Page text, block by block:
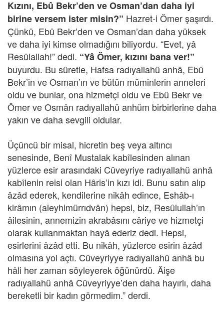
Kızını, Ebû Bekr’den ve Osman’dan daha iyi
birine versem ister misin?” Hazret-i Ömer şaşırdı.
Çünkü, Ebû Bekr’den ve Osman’dan daha yüksek
ve daha iyi kimse olmadığını biliyordu. “Evet, yâ
Resûlallah!” dedi. “Yâ Ömer, kızını bana ver!”
buyurdu. Bu sûretle, Hafsa radıyallahü anhâ, Ebû
Bekr’in ve Osman’ın ve bütün müminlerin anneleri
oldu ve bunlar, ona hizmetçi oldu ve Ebû Bekr ve
Ömer ve Osmân radıyallahü anhüm birbirlerine daha
yakın ve daha sevgili oldular.
Üçüncü bir misal, hicretin beş veya altıncı
senesinde, Benî Mustalak kabîlesinden alınan
yüzlerce esir arasındaki Cüveyriye radıyallahü anhâ
kabîlenin reisi olan Hâris’in kızı idi. Bunu satın alıp
âzâd ederek, kendilerine nikâh edince, Eshâb-ı
kirâmın (aleyhimürrıdvân) hepsi, biz, Resûlullah’ın
âilesinin, annemizin akrabâsını câriye ve hizmetçi
olarak kullanmaktan hayâ ederiz dedi. Hepsi,
esirlerini âzâd etti. Bu nikâh, yüzlerce esirin âzâd
olmasına yol açtı. Cüveyriyye radıyallahü anhâ bu
hâli her zaman söyleyerek öğünürdü. Âişe
radıyallahü anhâ Cüveyriyye’den daha hayırlı, daha
bereketli bir kadın görmedim.” derdi.